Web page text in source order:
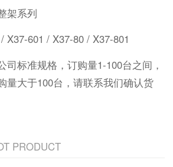
架系列
X37-601 / X37-80 / X37-801
司标准规格，订购量1-100台之间，
量大于100台，请联系我们确认货
PRODUCT